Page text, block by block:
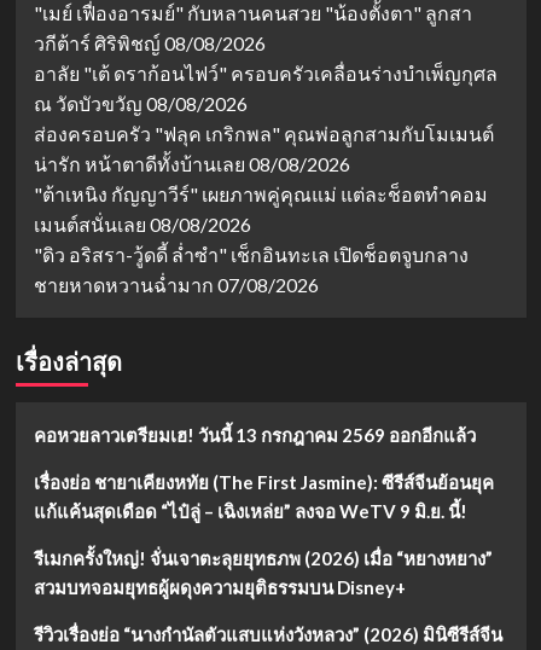
"เมย์ เฟื่องอารมย์" กับหลานคนสวย "น้องตั้งตา" ลูกสา
วกีต้าร์ ศิริพิชญ์ 08/08/2026
อาลัย "เต้ ดราก้อนไฟว์" ครอบครัวเคลื่อนร่างบำเพ็ญกุศล
ณ วัดบัวขวัญ 08/08/2026
ส่องครอบครัว "ฟลุค เกริกพล" คุณพ่อลูกสามกับโมเมนต์
น่ารัก หน้าตาดีทั้งบ้านเลย 08/08/2026
"ต้าเหนิง กัญญาวีร์" เผยภาพคู่คุณแม่ แต่ละช็อตทำคอม
เมนต์สนั่นเลย 08/08/2026
"ดิว อริสรา-วู้ดดี้ ล่ำซำ" เช็กอินทะเล เปิดช็อตจูบกลาง
ชายหาดหวานฉ่ำมาก 07/08/2026
เรื่องล่าสุด
คอหวยลาวเตรียมเฮ! วันนี้ 13 กรกฎาคม 2569 ออกอีกแล้ว
เรื่องย่อ ชายาเคียงหทัย (The First Jasmine): ซีรีส์จีนย้อนยุค
แก้แค้นสุดเดือด “ไป๋ลู่ – เฉิงเหล่ย” ลงจอ WeTV 9 มิ.ย. นี้!
รีเมกครั้งใหญ่! จั่นเจาตะลุยยุทธภพ (2026) เมื่อ “หยางหยาง”
สวมบทจอมยุทธผู้ผดุงความยุติธรรมบน Disney+
รีวิวเรื่องย่อ “นางกำนัลตัวแสบแห่งวังหลวง” (2026) มินิซีรีส์จีน